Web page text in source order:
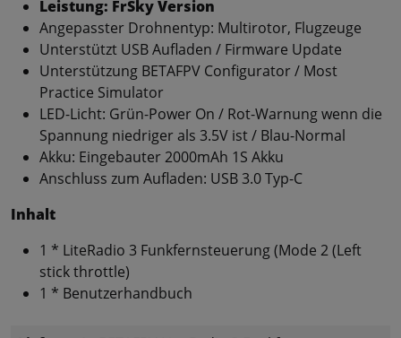
Leistung: FrSky Version
Angepasster Drohnentyp: Multirotor, Flugzeuge
Unterstützt USB Aufladen / Firmware Update
Unterstützung BETAFPV Configurator / Most
Practice Simulator
LED-Licht: Grün-Power On / Rot-Warnung wenn die
Spannung niedriger als 3.5V ist / Blau-Normal
Akku: Eingebauter 2000mAh 1S Akku
Anschluss zum Aufladen: USB 3.0 Typ-C
Inhalt
1 * LiteRadio 3 Funkfernsteuerung (Mode 2 (Left
stick throttle)
1 * Benutzerhandbuch